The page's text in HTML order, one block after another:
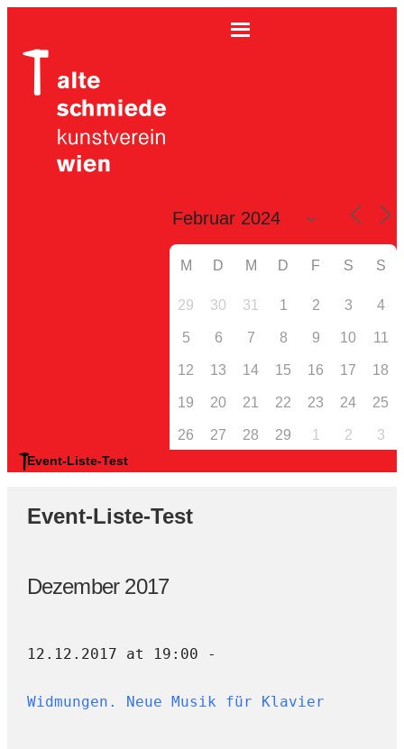
M D M D F S S
29 30 31 1 2 3 4
5 6 7 8 9 10 11
12 13 14 15 16 17 18
19 20 21 22 23 24 25
26 27 28 29 1 2 3
Event-Liste-Test
Event-Liste-Test
Dezember 2017
12.12.2017 at 19:00 -
Widmungen. Neue Musik für Klavier